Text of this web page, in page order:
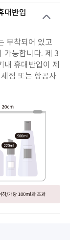
대반입
부착되어 있고
가능합니다. 제 3
휴대반입이 제
점 또는 항공사